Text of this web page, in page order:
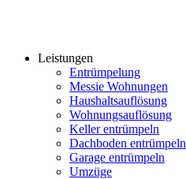
Leistungen
Entrümpelung
Messie Wohnungen
Haushaltsauflösung
Wohnungsauflösung
Keller entrümpeln
Dachboden entrümpeln
Garage entrümpeln
Umzüge